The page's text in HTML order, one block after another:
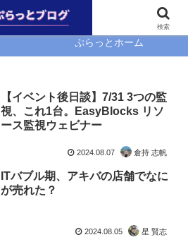
ぷらっとホーム
【イベント後日談】7/31 3つの監
視、これ1台。EasyBlocks リソ
ース監視ウェビナー
2024.08.07 倉持 志帆
ITバブル期、アキバの店舗でなに
が売れた？
2024.08.05 星 賢志
検索